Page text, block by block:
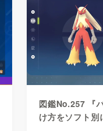
図鑑No.257 『
け方をソフト別